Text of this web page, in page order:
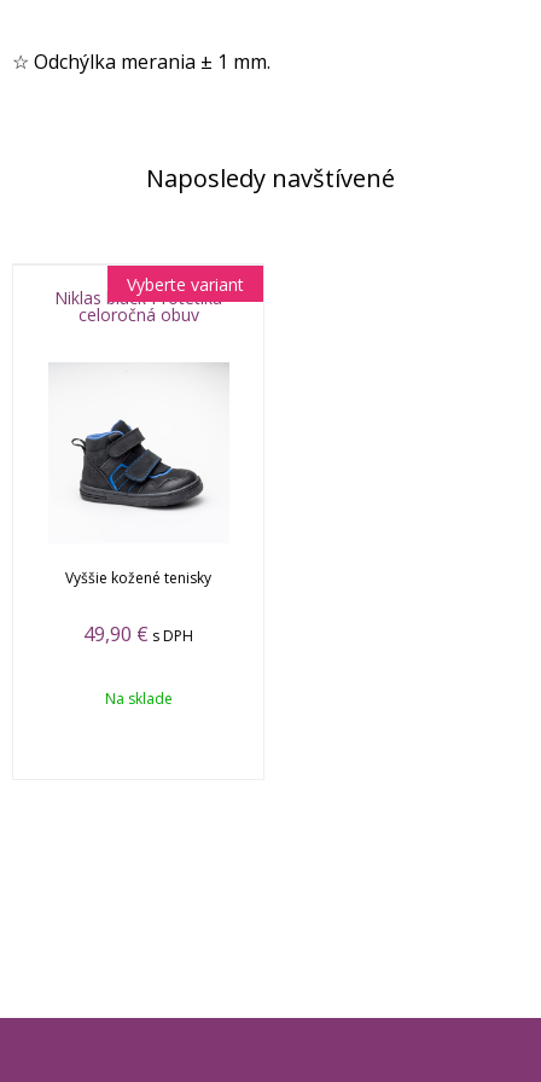
☆ Odchýlka merania ± 1 mm.
Naposledy navštívené
Niklas black Protetika
celoročná obuv
Vyššie kožené tenisky
49,90 € s DPH
Vyberte variant
Na sklade